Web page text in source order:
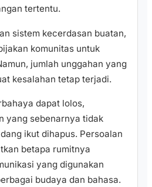
tertentu.
sistem kecerdasan buatan,
komunitas untuk
jumlah unggahan yang
kesalahan tetap terjadi.
dapat lolos,
yang sebenarnya tidak
ikut dihapus. Persoalan
betapa rumitnya
yang digunakan
budaya dan bahasa.